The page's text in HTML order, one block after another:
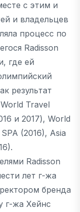
с этим и
и владельцев
процесс по
Radisson
где ей
результат
Travel
и 2017), World
(2016), Asia
Radisson
лет г-жа
бренда
г-жа Хейнс